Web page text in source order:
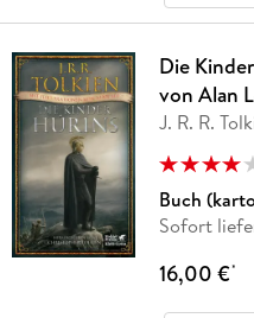
Die
von Alan
J. R. R.
Buch
Sofort
16,00 €*